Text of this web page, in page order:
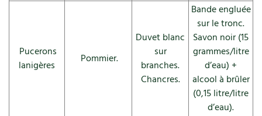
Pucerons
lanigères
Pommier.
Duvet blanc
sur
branches.
Chancres.
Bande engluée
sur le tronc.
Savon noir (15
grammes/litre
d’eau) +
alcool à brûler
(0,15 litre/litre
d’eau).